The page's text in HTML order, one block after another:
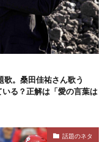
。桑田佳祐さん歌う
いる？正解は「愛の言葉は
話題のネタ